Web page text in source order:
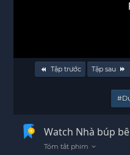
Tập trước Tập sau
Watch Nhà búp
Vietsub - HD